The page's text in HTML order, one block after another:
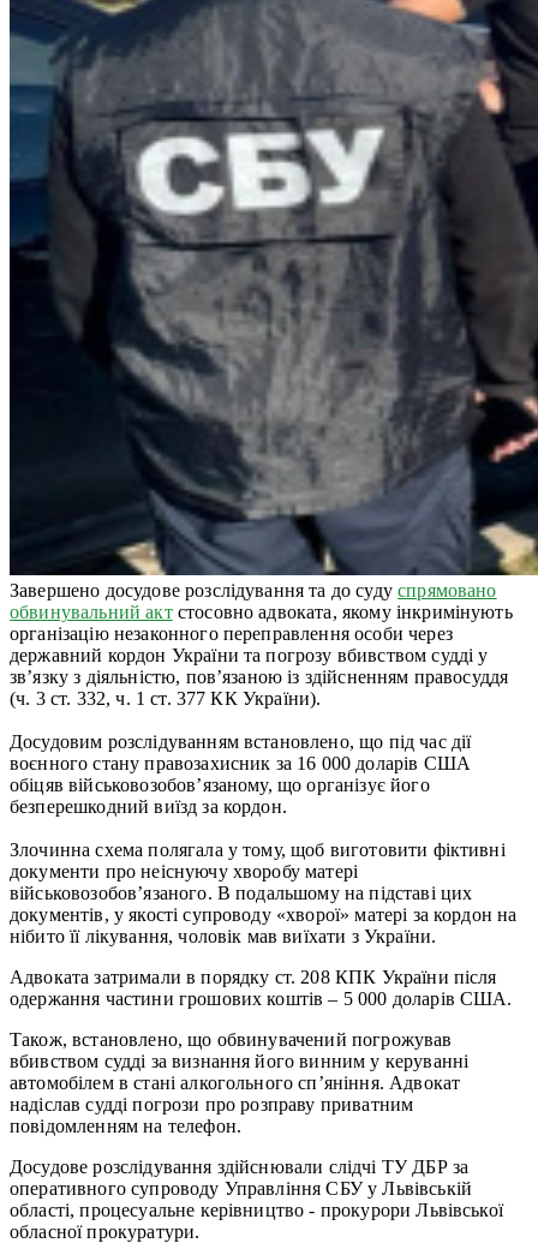
Завершено досудове розслідування та до судуспрямовано
обвинувальний актстосовно адвоката, якому інкримінують
організацію незаконного переправлення особи через
державний кордон України та погрозу вбивством судді у
зв’язку з діяльністю, пов’язаною із здійсненням правосуддя
(ч. 3 ст. 332, ч. 1 ст. 377 КК України).
Досудовим розслідуванням встановлено, що під час дії
воєнного стану правозахисник за 16 000 доларів США
обіцяв військовозобов’язаному, що організує його
безперешкодний виїзд за кордон.
Злочинна схема полягала у тому, щоб виготовити фіктивні
документи про неіснуючу хворобу матері
військовозобов’язаного. В подальшому на підставі цих
документів, у якості супроводу «хворої» матері за кордон на
нібито її лікування, чоловік мав виїхати з України.
Адвоката затримали в порядку ст. 208 КПК України після
одержання частини грошових коштів – 5 000 доларів США.
Також, встановлено, що обвинувачений погрожував
вбивством судді за визнання його винним у керуванні
автомобілем в стані алкогольного сп’яніння. Адвокат
надіслав судді погрози про розправу приватним
повідомленням на телефон.
Досудове розслідування здійснювали слідчі ТУ ДБР за
оперативного супроводу Управління СБУ у Львівській
області, процесуальне керівництво - прокурори Львівської
обласної прокуратури.